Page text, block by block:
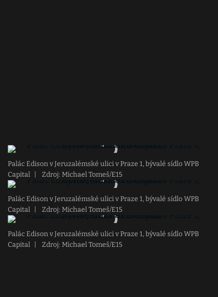
Palác Edison v Jeruzalémské ulici v Praze 1, bývalé sídlo WPB
Capital
Zdroj: Michael Tomeš/E15
Palác Edison v Jeruzalémské ulici v Praze 1, bývalé sídlo WPB
Capital
Zdroj: Michael Tomeš/E15
Palác Edison v Jeruzalémské ulici v Praze 1, bývalé sídlo WPB
Capital
Zdroj: Michael Tomeš/E15